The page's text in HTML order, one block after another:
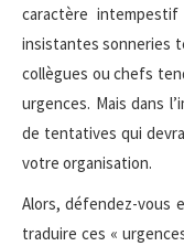
caractère
insistantes sonneries
collègues ou chefs
urgences. Mais dans
de tentatives qui
votre organisation.
Alors, défendez-vous
traduire ces «